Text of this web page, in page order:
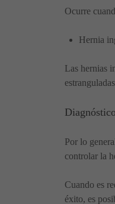
Ocurre
Hernia
Las hernias
Por lo
controlar la
Cuando es
éxito, es